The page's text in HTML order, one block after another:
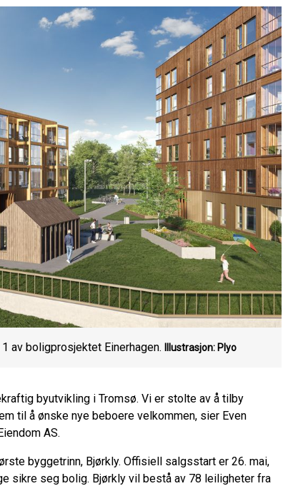
av boligprosjektet Einerhagen. Illustrasjon: Plyo
byutvikling i Tromsø. Vi er stolte av å tilby
til å ønske nye beboere velkommen, sier Even
AS.
byggetrinn, Bjørkly. Offisiell salgsstart er 26. mai,
sikre seg bolig. Bjørkly vil bestå av 78 leiligheter fra